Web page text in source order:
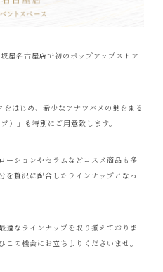
名古屋店で初のポップアップストア
はじめ、希少なアナツバメの巣をまる
）」も特別にご用意致します。
ーションやセラムなどコスメ商品も多
を贅沢に配合したラインナップとなっ
適なラインナップを取り揃えておりま
の機会にお立ちよりくださいませ。